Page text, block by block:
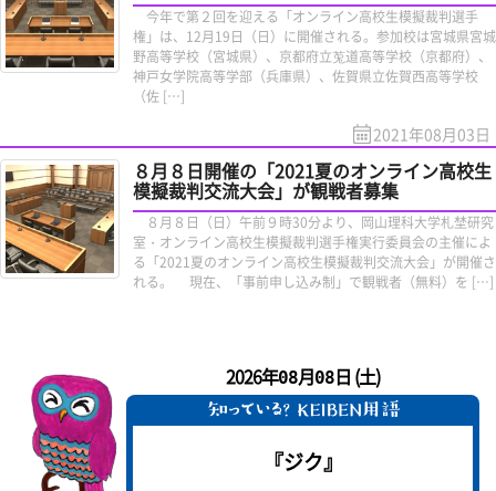
今年で第２回を迎える「オンライン高校生模擬裁判選手
権」は、12月19日（日）に開催される。参加校は宮城県宮城
野高等学校（宮城県）、京都府立莵道高等学校（京都府）、
神戸女学院高等学部（兵庫県）、佐賀県立佐賀西高等学校
（佐 […]
2021年08月03日
８月８日開催の「2021夏のオンライン高校生
模擬裁判交流大会」が観戦者募集
８月８日（日）午前９時30分より、岡山理科大学札埜研究
室・オンライン高校生模擬裁判選手権実行委員会の主催によ
る「2021夏のオンライン高校生模擬裁判交流大会」が開催さ
れる。 現在、「事前申し込み制」で観戦者（無料）を […]
2026年08月08日 (土)
『ジク』